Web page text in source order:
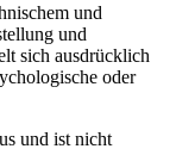
und
und
sich ausdrücklich
oder
und ist nicht